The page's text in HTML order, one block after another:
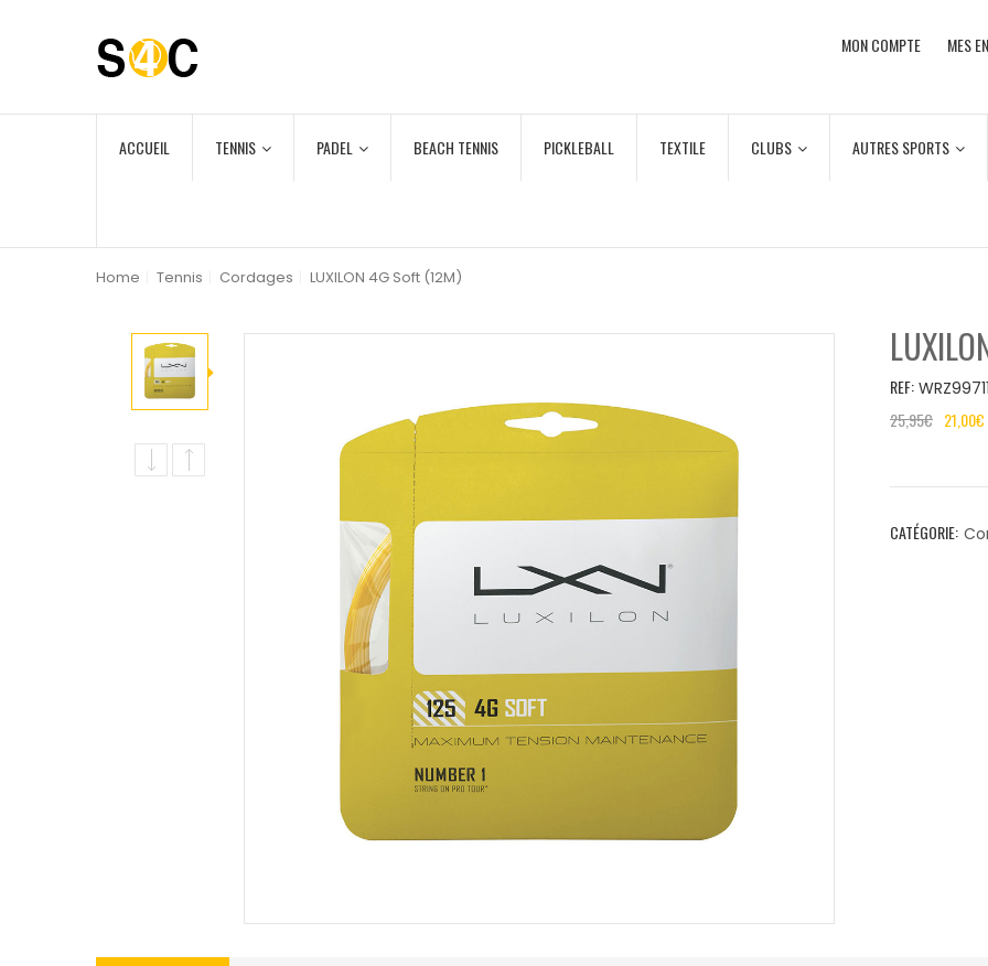
MON COMPTE MES
ACCUEIL TENNIS PADEL BEACH TENNIS PICKLEBALL TEXTILE CLUBS AUTRES SPORTS
Home Tennis Cordages LUXILON 4G Soft (12M)
REF:
25,95€ 21,00€
CATÉGORIE: